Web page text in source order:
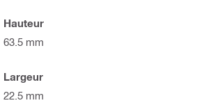
Hauteur
63.5 mm
Largeur
22.5 mm